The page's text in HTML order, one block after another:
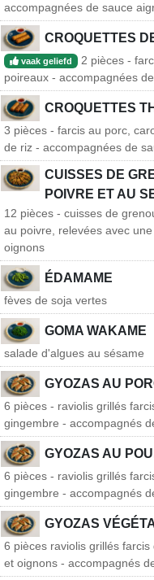
accompagnées de sauce
CROQUETTES
vaak geliefd
2 pièces -
poireaux - accompagnées
CROQUETTES
3 pièces - farcis au porc,
de riz - accompagnées de
CUISSES DE
POIVRE ET AU
12 pièces - cuisses de
au poivre, relevées avec
oignons
ÉDAMAME
fèves de soja vertes
GOMA WAKAME
salade d'algues au sésame
GYOZAS AU
6 pièces - raviolis grillés
gingembre - accompagnés
GYOZAS AU
6 pièces - raviolis grillés
gingembre - accompagnés
GYOZAS
6 pièces raviolis grillés
et oignons - accompagnés